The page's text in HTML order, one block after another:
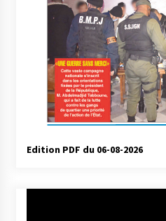
Edition PDF du 06-08-2026